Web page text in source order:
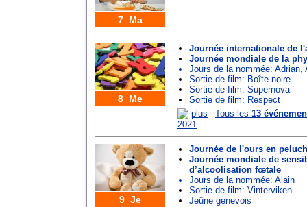
7 Ma
8 Me
Journée internationale de
Journée mondiale de la
Jours de la nommée: Adrian
Sortie de film: Boîte noire
Sortie de film: Supernova
Sortie de film: Respect
plus
Tous les 13
2021
9 Je
Journée de l'ours en
Journée mondiale de
d’alcoolisation fœtale
Jours de la nommée: Alain
Sortie de film: Vinterviken
Jeûne genevois